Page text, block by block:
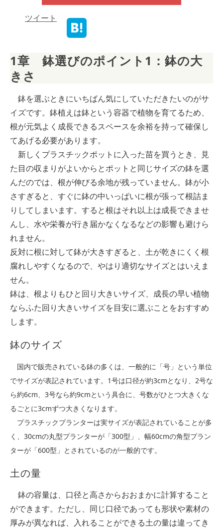
ツイート
1章　鉢選びのポイント1：鉢の大
きさ
鉢を選ぶときにいちばん気にしていただきたいのがサ
イズです。鉢植えは鉢という容器で植物を育てるため、
根が元気よく成長できるスペースを余裕を持って確保し
てあげる必要があります。
新しくプラスチックポットに入った苗を買うとき、見
た目の収まりがよいからとポットと同じサイズの鉢を選
んだのでは、根が伸びる余地が残っていません。鉢が小
さすぎると、すぐに鉢の中いっぱいに根が張って根詰ま
りしてしまいます。すると根はそれ以上は成長できませ
んし、水や栄養が行き届かなくなるなどの影響も避けら
れません。
反対に根に対して鉢が大きすぎると、土が乾きにくく根
腐れしやすくなるので、やはり適切なサイズとはいえま
せん。
鉢は、根よりもひと回り大きいサイズ、成長の早い植物
ならふた回り大きいサイズを目安に選ぶことをおすすめ
します。
鉢のサイズ
国内で販売されている鉢の多くは、一般的に「号」という単位
でサイズが表記されています。1号は口径が約3cmとなり、2号な
ら約6cm、3号なら約9cmという具合に、号数がひとつ大きくな
るごとに3cmずつ大きくなります。
プラスチックプランターは実サイズが表記されていることが多
く、30cmの丸型プランターが「300型」、幅60cmの角型プラン
ターが「600型」とされているのが一般的です。
土の量
鉢の容量は、口径と高さからおおまかに計算すること
ができます。ただし、同じ口径であっても形状や素材の
厚みが異なれば、入れることができる土の量は違ってき